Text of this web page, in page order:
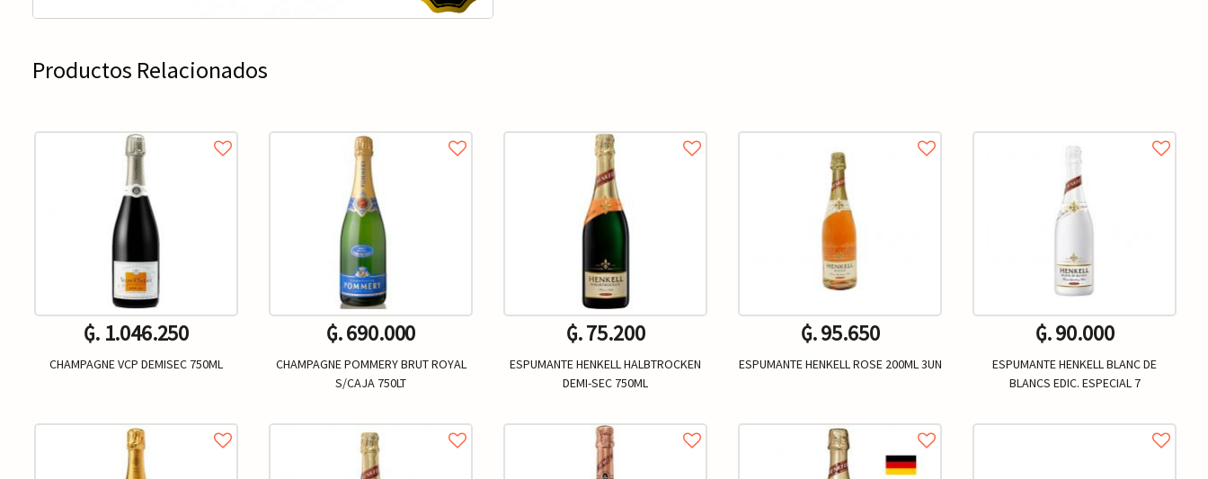
Productos Relacionados
₲. 1.046.250
CHAMPAGNE VCP DEMISEC 750ML
₲. 690.000
CHAMPAGNE POMMERY BRUT ROYAL
S/CAJA 750LT
₲. 75.200
ESPUMANTE HENKELL HALBTROCKEN
DEMI-SEC 750ML
₲. 95.650
ESPUMANTE HENKELL ROSE 200ML 3UN
₲. 90.000
ESPUMANTE HENKELL BLANC DE
BLANCS EDIC. ESPECIAL 7